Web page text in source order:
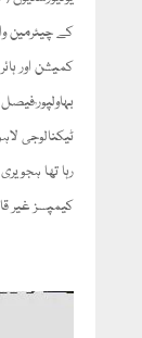
کے چیئرمین
کمیشن اور
ٹیکنالوجی
کیمپسز غیر قانونی ہیں سپیرئیر